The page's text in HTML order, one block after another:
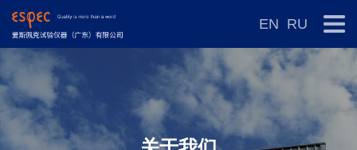
EN RU